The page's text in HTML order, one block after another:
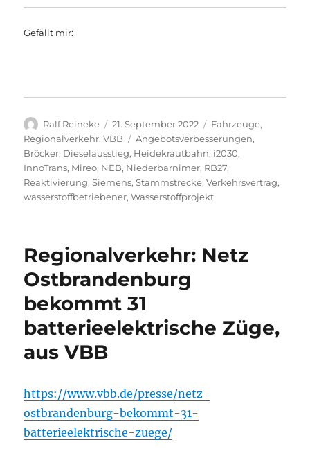
Gefällt mir:
Autor
Ralf Reineke
Veröffentlicht
am
21. September 2022 Kategorien
Fahrzeuge,
Regionalverkehr,VBB Schlagwörter
Angebotsverbesserungen,
Bröcker, Dieselausstieg, Heidekrautbahn, i2030,
InnoTrans, Mireo, NEB, Niederbarnimer, RB27,
Reaktivierung,Siemens,Stammstrecke,Verkehrsvertrag,
wasserstoffbetriebener,Wasserstoffprojekt
Regionalverkehr: Netz
Ostbrandenburg
bekommt 31
batterieelektrische Züge,
aus VBB
https://www.vbb.de/presse/netz-
ostbrandenburg-bekommt-31-
batterieelektrische-zuege/